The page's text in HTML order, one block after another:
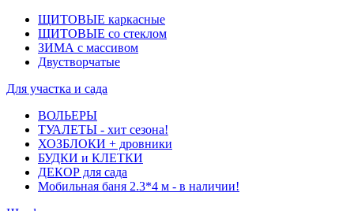
ЩИТОВЫЕ каркасные
ЩИТОВЫЕ со стеклом
ЗИМА с массивом
Двустворчатые
Для участка и сада
ВОЛЬЕРЫ
ТУАЛЕТЫ - хит сезона!
ХОЗБЛОКИ + дровники
БУДКИ и КЛЕТКИ
ДЕКОР для сада
Мобильная баня 2.3*4 м - в наличии!